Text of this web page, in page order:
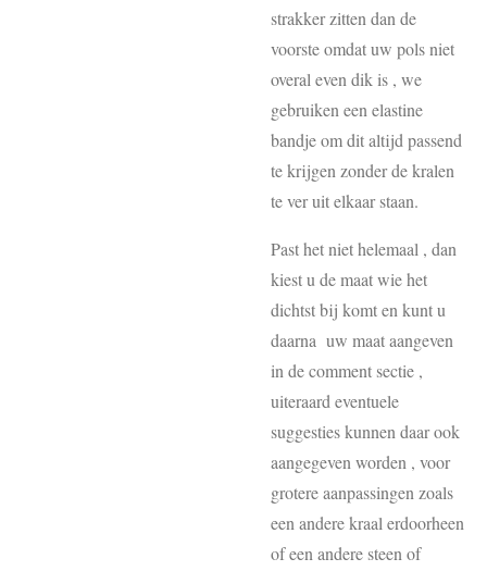
strakker zitten dan de
voorste omdat uw pols niet
overal even dik is , we
gebruiken een elastine
bandje om dit altijd passend
te krijgen zonder de kralen
te ver uit elkaar staan.
Past het niet helemaal , dan
kiest u de maat wie het
dichtst bij komt en kunt u
daarna uw maat aangeven
in de comment sectie ,
uiteraard eventuele
suggesties kunnen daar ook
aangegeven worden , voor
grotere aanpassingen zoals
een andere kraal erdoorheen
of een andere steen of